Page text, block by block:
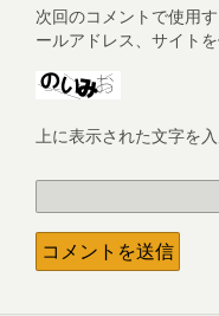
次回のコメントで使用
ールアドレス、サイトを
上に表示された文字を入